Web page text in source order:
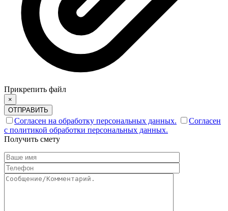
Прикрепить файл
×
ОТПРАВИТЬ
Согласен на обработку персональных данных.
Согласен
с политикой обработки персональных данных.
Получить смету